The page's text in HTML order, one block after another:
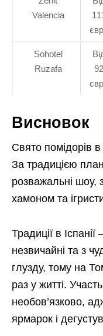
Valencia
Sohotel
Ruzafa
92
Висновок
Свято помідорів
За традицією
розважальні шоу,
хамоном та
Традиції в
незвичайні та з
глузду, тому на
раз у житті.
необов’язково,
ярмарок і